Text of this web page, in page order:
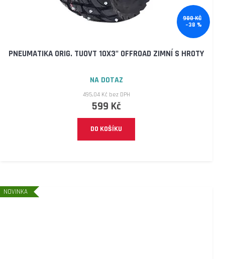
980 KČ
–38 %
PNEUMATIKA ORIG. TUOVT 10X3" OFFROAD ZIMNÍ S HROTY
NA DOTAZ
495,04 Kč bez DPH
599 Kč
DO KOŠÍKU
NOVINKA